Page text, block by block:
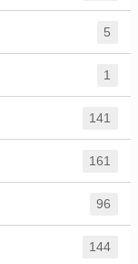
5
1
141
161
96
144